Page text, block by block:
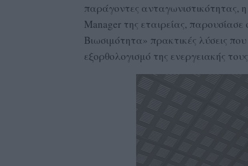
παράγοντες ανταγωνιστικότητας,
Manager της εταιρείας,
Βιωσιμότητα» πρακτικές λύσεις
εξορθολογισμό της ενεργειακής